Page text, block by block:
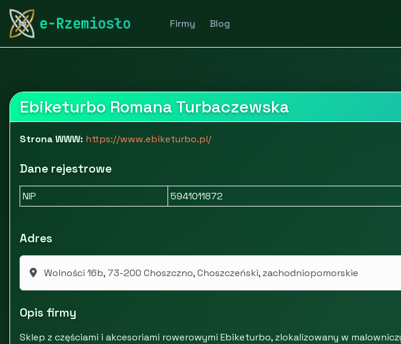
e-Rzemiosło Firmy Blog
rymarstwo-poznan.pl
Sklep z częściami i akcesoriami rowerowymi Ebiketurbo
Ebiketurbo Romana Turbaczewska
Strona WWW: https://www.ebiketurbo.pl/
Dane rejestrowe
NIP 5941011872
Adres
Wolności 16b, 73-200 Choszczno, Choszczeński, zachodniopomorskie
Opis firmy
Sklep z częściami i akcesoriami rowerowymi Ebiketurbo, zlokalizowany w